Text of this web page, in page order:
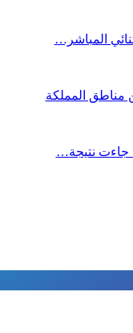
المباشر…
مناطق المملكة
جاءت نتيجة…